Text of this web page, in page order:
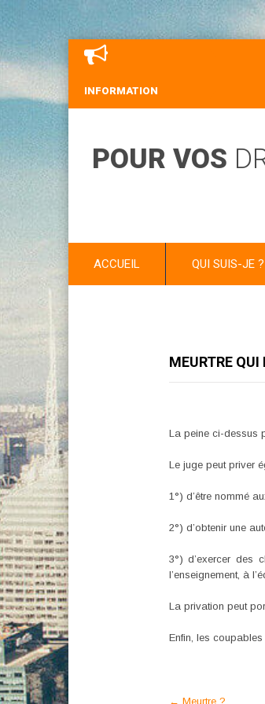
INFORMATION
POUR VOS
ACCUEIL QUI SUIS-JE ?
MEURTRE
La peine ci-dessus
Le juge peut priver
1°) d’être nommé
2°) d’obtenir une
3°) d’exercer des
l’enseignement, à
La privation peut
Enfin, les coupables
← Meurtre ?